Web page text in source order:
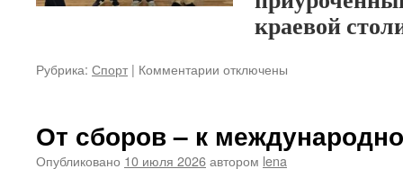
краевой
Рубрика: Спорт | Комментарии к
пилотированию
дронов
отключены
От сборов – к
Опубликовано 10 июля 2026автором lena